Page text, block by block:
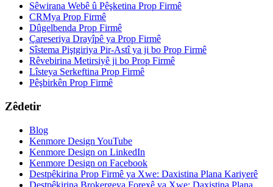
Sêwirana Webê û Pêşketina Prop Firmê
CRMya Prop Firmê
Dûgelbenda Prop Firmê
Çareseriya Drayîpê ya Prop Firmê
Sîstema Piştgiriya Pir-Astî ya ji bo Prop Firmê
Rêvebirina Metirsiyê ji bo Prop Firmê
Lîsteya Serkeftina Prop Firmê
Pêşbirkên Prop Firmê
Zêdetir
Blog
Kenmore Design YouTube
Kenmore Design on LinkedIn
Kenmore Design on Facebook
Destpêkirina Prop Firmê ya Xwe: Daxistina Plana Kariyerê
Destpêkirina Brokergeya Forexê ya Xwe: Daxistina Plana